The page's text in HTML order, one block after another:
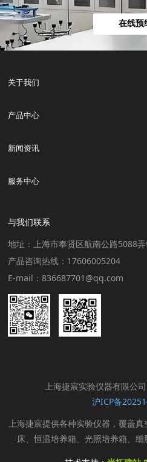
在线预
关于我们
产品中心
新闻资讯
服务中心
与我们联系
地址：上海市奉贤区航南公路5088
产品咨询热线：17606005204
E-mail：836687701@qq.com
上海捷宸实验仪器有限公
沪ICP备
上海捷宸提供各种实验仪器，覆盖
床、恒温培养箱、光照培养箱、